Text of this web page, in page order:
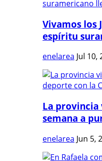
Vivamos los
espíritu
enelarea Jul 10,
La
semana a
enelarea Jun 5,